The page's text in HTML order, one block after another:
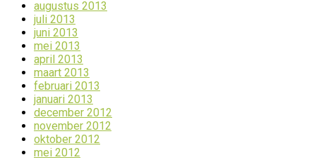
augustus 2013
juli 2013
juni 2013
mei 2013
april 2013
maart 2013
februari 2013
januari 2013
december 2012
november 2012
oktober 2012
mei 2012